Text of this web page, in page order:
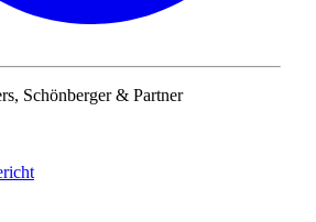
Schönberger & Partner